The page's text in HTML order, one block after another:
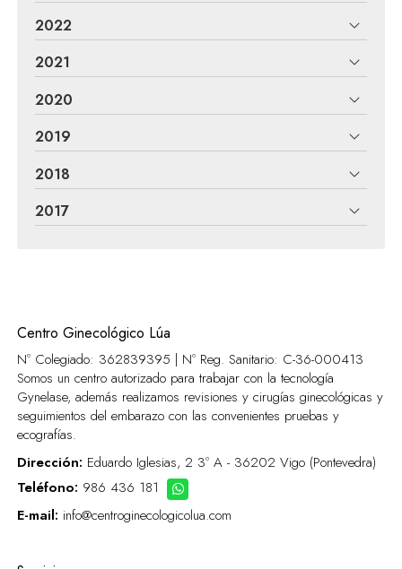
2022
2021
2020
2019
2018
2017
Centro Ginecológico Lúa
Nº Colegiado: 362839395 | Nº Reg. Sanitario: C-36-000413
Somos un centro autorizado para trabajar con la tecnología
Gynelase, además realizamos revisiones y cirugías ginecológicas y
seguimientos del embarazo con las convenientes pruebas y
ecografías.
Dirección: Eduardo Iglesias, 2 3º A - 36202 Vigo (Pontevedra)
Teléfono: 986 436 181
E-mail: info@centroginecologicolua.com